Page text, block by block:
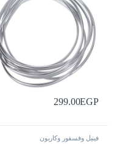
299.00EGP
فينيل وفسفور وكاربون